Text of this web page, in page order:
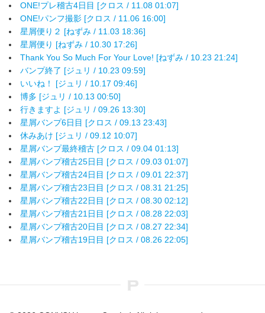
ONE!プレ稽古4日目 [クロス / 11.08 01:07]
ONE!パンフ撮影 [クロス / 11.06 16:00]
星屑便り２ [ねずみ / 11.03 18:36]
星屑便り [ねずみ / 10.30 17:26]
Thank You So Much For Your Love! [ねずみ / 10.23 21:24]
バンプ終了 [ジュリ / 10.23 09:59]
いいね！ [ジュリ / 10.17 09:46]
博多 [ジュリ / 10.13 00:50]
行きますよ [ジュリ / 09.26 13:30]
星屑バンプ6日目 [クロス / 09.13 23:43]
休みあけ [ジュリ / 09.12 10:07]
星屑バンプ最終稽古 [クロス / 09.04 01:13]
星屑バンプ稽古25日目 [クロス / 09.03 01:07]
星屑バンプ稽古24日目 [クロス / 09.01 22:37]
星屑バンプ稽古23日目 [クロス / 08.31 21:25]
星屑バンプ稽古22日目 [クロス / 08.30 02:12]
星屑バンプ稽古21日目 [クロス / 08.28 22:03]
星屑バンプ稽古20日目 [クロス / 08.27 22:34]
星屑バンプ稽古19日目 [クロス / 08.26 22:05]